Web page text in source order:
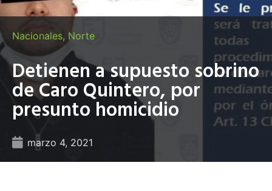
Nacionales, Norte
Detienen a supuesto sobrino
de Caro Quintero, por
presunto homicidio
marzo 4, 2021